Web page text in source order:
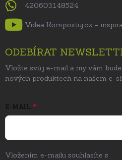
420603148524
Videa Kompostuj.cz –
ODEBÍRAT
Vložte svůj e-mail a my vám
nových produktech na našem e-
E-MAIL
Vložením e-mailu souhlasíte s